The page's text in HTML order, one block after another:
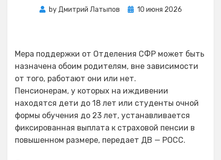
byДмитрий Латыпов
Posted
10 июня 2026
Мера поддержки от Отделения СФР может быть
назначена обоим родителям, вне зависимости
от того, работают они или нет.
Пенсионерам, у которых на иждивении
находятся дети до 18 лет или студенты очной
формы обучения до 23 лет, устанавливается
фиксированная выплата к страховой пенсии в
повышенном размере, передает ДВ — РОСС.